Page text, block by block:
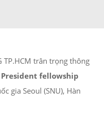
TP.HCM trân trọng thông
President fellowship
gia Seoul (SNU), Hàn